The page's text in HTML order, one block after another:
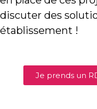
discuter des
établissement !
Je prends un